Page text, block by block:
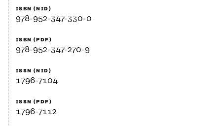
ISBN (NID)
978-952-347-330-0
ISBN (PDF)
978-952-347-270-9
ISSN (NID)
1796-7104
ISSN (PDF)
1796-7112